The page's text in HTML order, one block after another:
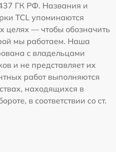
ГК РФ. Названия и
TCL упоминаются
целях — чтобы обозначить
мы работаем. Наша
с владельцами
и не представляет их
работ выполняются
находящихся в
в соответствии со ст.